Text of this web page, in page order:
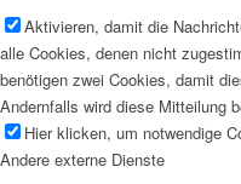
Aktivieren, damit die
alle Cookies, denen nicht
benötigen zwei Cookies, damit
Andernfalls wird diese Mitteilung
Hier klicken, um notwendige
Andere externe Dienste